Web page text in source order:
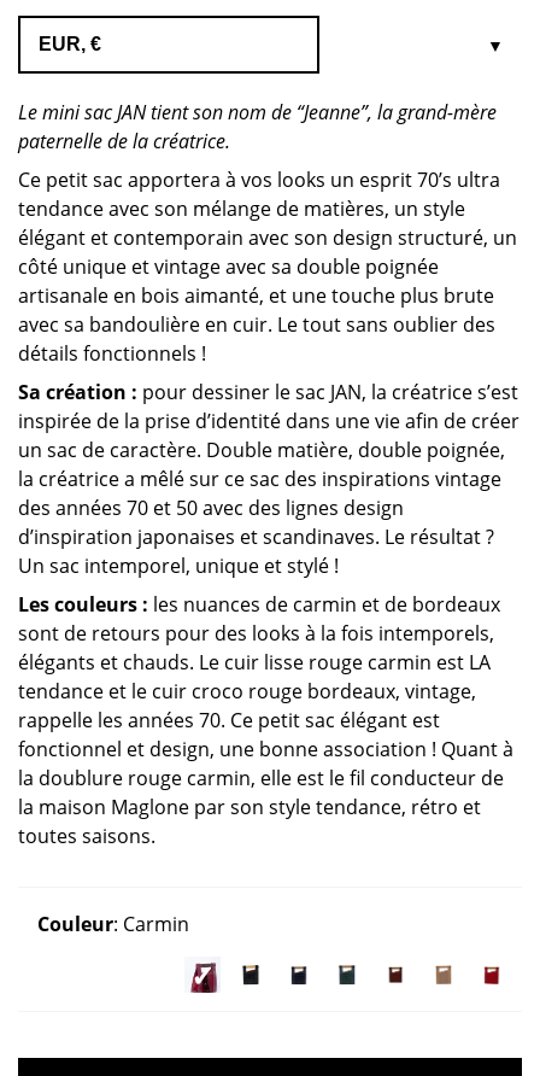
Le mini sac JAN tient son nom de “Jeanne”, la grand-mère
paternelle de la créatrice.
Ce petit sac apportera à vos looks un esprit 70’s ultra
tendance avec son mélange de matières, un style
élégant et contemporain avec son design structuré, un
côté unique et vintage avec sa double poignée
artisanale en bois aimanté, et une touche plus brute
avec sa bandoulière en cuir. Le tout sans oublier des
détails fonctionnels !
Sa création : pour dessiner le sac JAN, la créatrice s’est
inspirée de la prise d’identité dans une vie afin de créer
un sac de caractère. Double matière, double poignée,
la créatrice a mêlé sur ce sac des inspirations vintage
des années 70 et 50 avec des lignes design
d’inspiration japonaises et scandinaves. Le résultat ?
Un sac intemporel, unique et stylé !
Les couleurs : les nuances de carmin et de bordeaux
sont de retours pour des looks à la fois intemporels,
élégants et chauds. Le cuir lisse rouge carmin est LA
tendance et le cuir croco rouge bordeaux, vintage,
rappelle les années 70. Ce petit sac élégant est
fonctionnel et design, une bonne association ! Quant à
la doublure rouge carmin, elle est le fil conducteur de
la maison Maglone par son style tendance, rétro et
toutes saisons.
Couleur: Carmin